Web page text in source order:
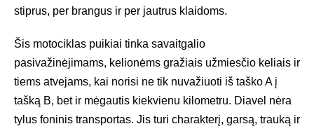
stiprus, per brangus ir per jautrus klaidoms.
Šis motociklas puikiai tinka savaitgalio
pasivažinėjimams, kelionėms gražiais užmiesčio keliais ir
tiems atvejams, kai norisi ne tik nuvažiuoti iš taško A į
tašką B, bet ir mėgautis kiekvienu kilometru. Diavel nėra
tylus foninis transportas. Jis turi charakterį, garsą, trauką ir